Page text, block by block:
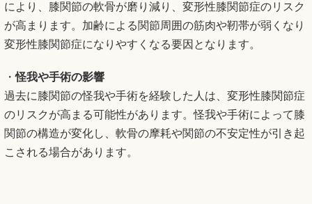
により、膝関節の軟骨が磨り減り、変形性膝関節症のリスク
が高まります。加齢による関節周囲の筋肉や靭帯が弱くなり
変形性膝関節症になりやすくなる要因となります。
・怪我や手術の影響
過去に膝関節の怪我や手術を経験した人は、変形性膝関節症
のリスクが高まる可能性があります。怪我や手術によって膝
関節の構造が変化し、軟骨の摩耗や関節の不安定性が引き起
こされる場合があります。